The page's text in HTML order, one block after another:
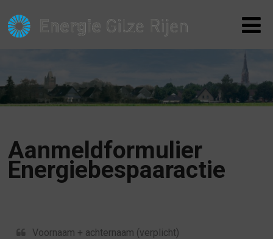
Aanmeldformulier
Energiebespaaractie
Voornaam + achternaam (verplicht)